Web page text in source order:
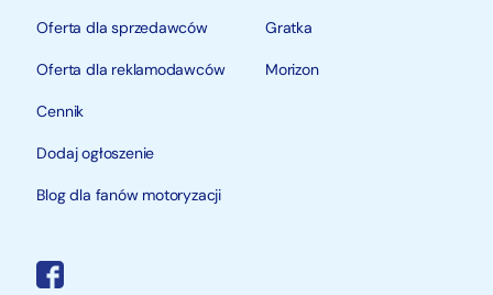
Oferta dla sprzedawców
Oferta dla reklamodawców
Cennik
Dodaj ogłoszenie
Blog dla fanów motoryzacji
Gratka
Morizon